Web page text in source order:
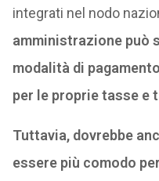
integrati nel nodo
amministrazione può
modalità di
per le proprie tasse e
Tuttavia, dovrebbe
essere più comodo